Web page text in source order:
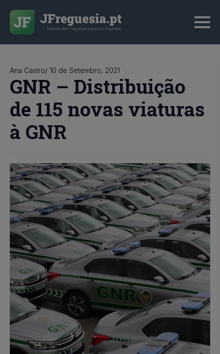
Ana Castro/ 10 de Setembro, 2021
GNR – Distribuição
de 115 novas viaturas
à GNR